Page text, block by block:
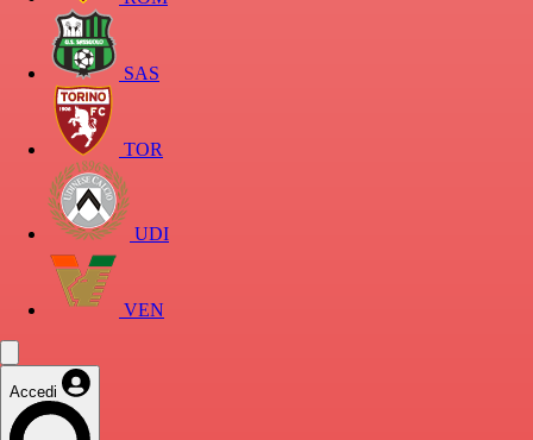
SAS
TOR
UDI
VEN
Accedi